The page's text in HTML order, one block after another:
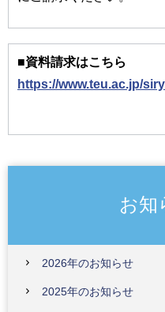
■資料請求はこちら
https://www.teu.ac.jp/
お知
2026年のお知らせ
2025年のお知らせ